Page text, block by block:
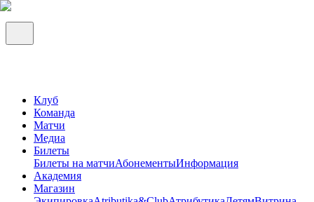
Клуб
Команда
Матчи
Медиа
Билеты
Билеты на матчиАбонементыИнформация
Академия
Магазин